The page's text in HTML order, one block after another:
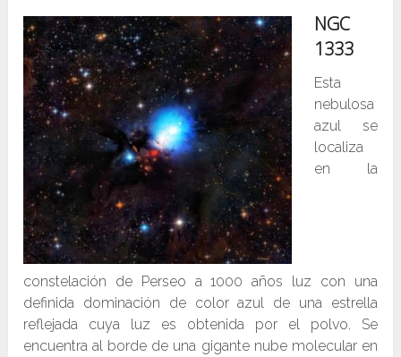
NGC
1333
Esta
nebulosa
azul se
localiza
en la
constelación de Perseo a 1000 años luz con una
definida dominación de color azul de una estrella
reflejada cuya luz es obtenida por el polvo. Se
encuentra al borde de una gigante nube molecular en